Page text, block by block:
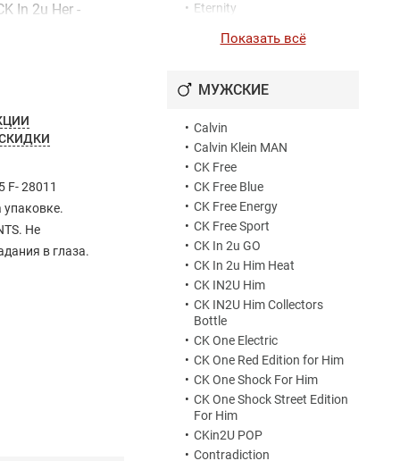
In 2u Her -
F- 28011
Не
в глаза.
• Eternity
Eternity Amber Essence
•
Eternity Aromatic Essence
Women
• Eternity Flame For Women
• Eternity for Women
Reflections
Eternity Love
Eternity Moment
Eternity Night
Eternity Now
Eternity Purple Orchid
Eternity Rose Blush
• Eternity Summer
• Eternity Summer 2006
• Eternity Summer 2007
• Eternity Summer 2008
Eternity Summer 2014
• Eternity Summer 2015
• Eternity Summer 2016
Показать всё
МУЖСКИЕ
• Calvin
• Calvin Klein MAN
• CK Free
• CK Free Blue
• CK Free Energy
• CK Free Sport
• CK In 2u GO
• CK In 2u Him Heat
• CK IN2U Him
• CK IN2U Him Collectors
Bottle
• CK One Electric
• CK One Red Edition for Him
• CK One Shock For Him
• CK One Shock Street Edition
For Him
• CKin2U POP
• Contradiction